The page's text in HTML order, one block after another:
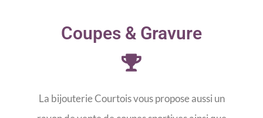
Coupes & Gravure
La bijouterie Courtois vous propose aussi un